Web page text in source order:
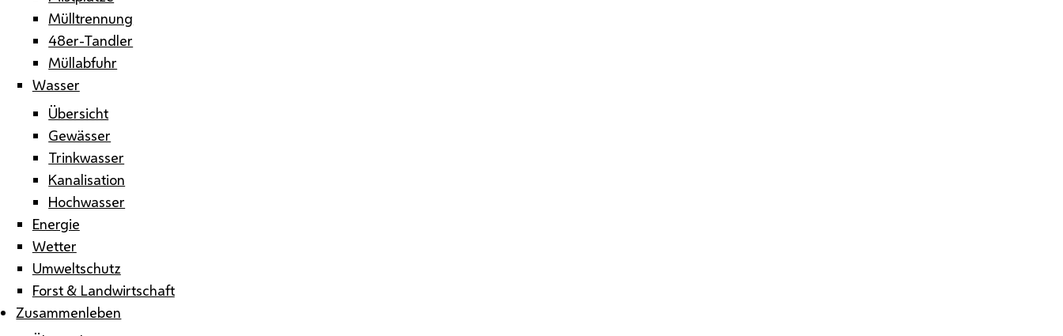
Mülltrennung
48er-Tandler
Müllabfuhr
Wasser
Übersicht
Gewässer
Trinkwasser
Kanalisation
Hochwasser
Energie
Wetter
Umweltschutz
Forst & Landwirtschaft
Zusammenleben